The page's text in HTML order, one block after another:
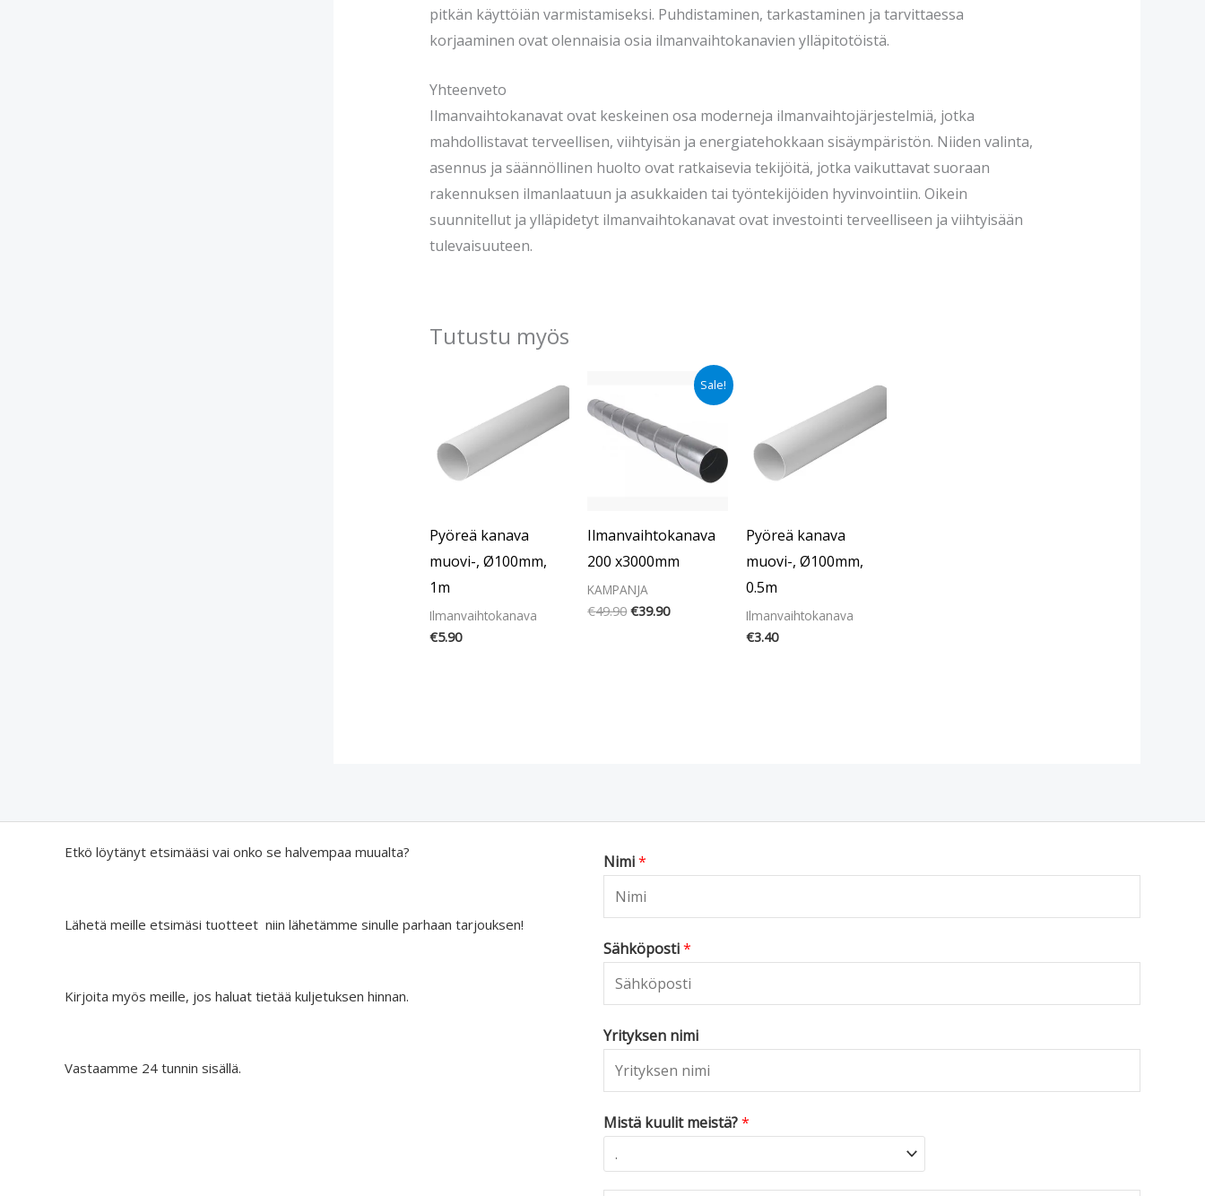
pitkän käyttöiän varmistamiseksi. Puhdistaminen, tarkastaminen ja tarvittaessa
korjaaminen ovat olennaisia osia ilmanvaihtokanavien ylläpitotöistä.
Yhteenveto
Ilmanvaihtokanavat ovat keskeinen osa moderneja ilmanvaihtojärjestelmiä, jotka
mahdollistavat terveellisen, viihtyisän ja energiatehokkaan sisäympäristön. Niiden valinta,
asennus ja säännöllinen huolto ovat ratkaisevia tekijöitä, jotka vaikuttavat suoraan
rakennuksen ilmanlaatuun ja asukkaiden tai työntekijöiden hyvinvointiin. Oikein
suunnitellut ja ylläpidetyt ilmanvaihtokanavat ovat investointi terveelliseen ja viihtyisään
tulevaisuuteen.
Tutustu myös
Pyöreä kanava
muovi-, Ø100mm,
1m
Ilmanvaihtokanava
€5.90
Sale!
Ilmanvaihtokanava
200 x3000mm
KAMPANJA
€49.90
Alkuperäinen
oli:
€49.90.
€39.90
Nykyinen
hinta
€39.90.
Pyöreä kanava
muovi-, Ø100mm,
0.5m
Ilmanvaihtokanava
€3.40
Etkö löytänyt etsimääsi vai onko se halvempaa muualta?
Lähetä meille etsimäsi tuotteet niin lähetämme sinulle parhaan tarjouksen!
Kirjoita myös meille, jos haluat tietää kuljetuksen hinnan.
Vastaamme 24 tunnin sisällä.
Nimi*
Sähköposti*
Yrityksen nimi
Mistä kuulit meistä?*